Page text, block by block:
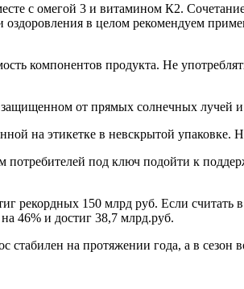
с омегой 3 и витамином К2.
оздоровления в целом рекомендуем
компонентов продукта. Не
от прямых солнечных лучей
на этикетке в невскрытой упаковке.
потребителей под ключ подойти к
рекордных 150 млрд руб. Если считать
46% и достиг 38,7 млрд.руб.
на протяжении года, а в сезон